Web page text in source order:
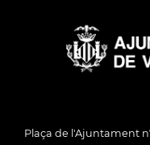
Plaça de l'Ajuntament